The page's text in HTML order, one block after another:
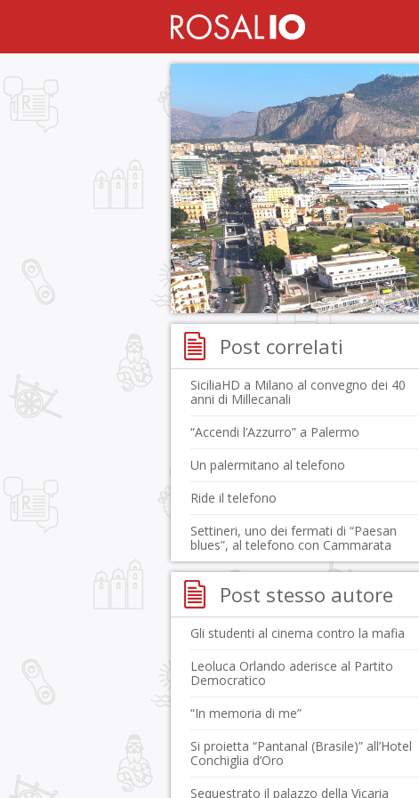
Post correlati
SiciliaHD a Milano al convegno dei 40
anni di Millecanali
“Accendi l’Azzurro” a Palermo
Un palermitano al telefono
Ride il telefono
Settineri, uno dei fermati di “Paesan
blues”, al telefono con Cammarata
Post stesso autore
Gli studenti al cinema contro la mafia
Leoluca Orlando aderisce al Partito
Democratico
“In memoria di me”
Si proietta “Pantanal (Brasile)” all’Hotel
Conchiglia d’Oro
Sequestrato il palazzo della Vicaria